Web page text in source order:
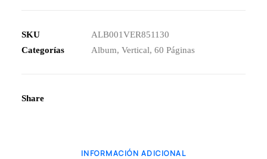
11"
(30
SKU
ALB001VER851130
Categorías
Album, Vertical, 60 Páginas
Share
INFORMACIÓN ADICIONAL